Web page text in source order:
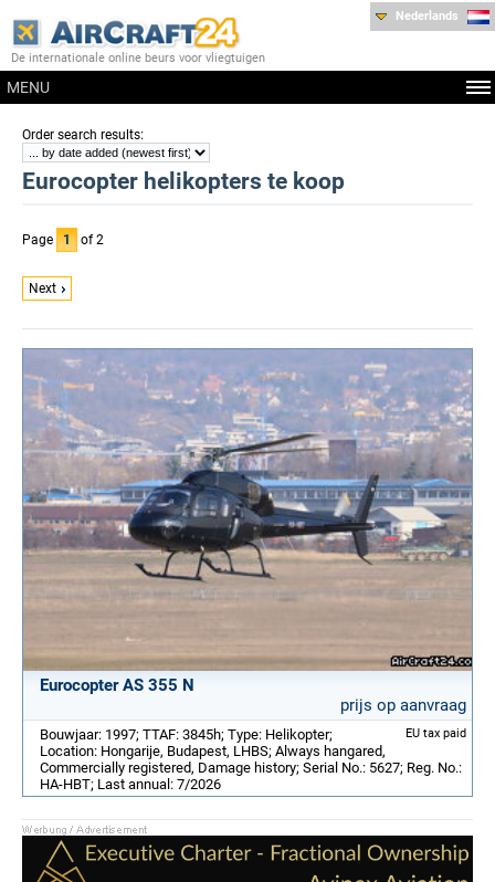
De internationale online beurs voor vliegtuigen
MENU
Nederlands
Order search results:
Eurocopter helikopters te koop
Page 1 of 2
Next
Eurocopter AS 355 N
prijs op aanvraag
EU tax paid
Bouwjaar: 1997; TTAF: 3845h; Type: Helikopter;
Location: Hongarije, Budapest, LHBS; Always hangared,
Commercially registered, Damage history; Serial No.: 5627; Reg. No.:
HA-HBT; Last annual: 7/2026